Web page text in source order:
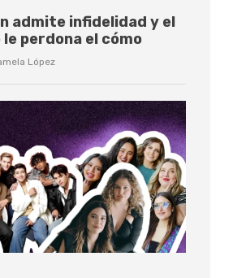
admite infidelidad y el
perdona el cómo
López